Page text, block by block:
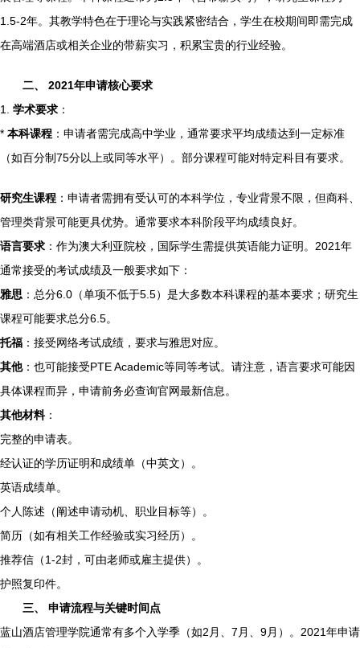
1.5-2年。其教学特色在于理论与实践紧密结合，学生在校期间即需完成
在高端酒店或相关企业的带薪实习，积累宝贵的行业经验。
二、 2021年申请核心要求
1. 学术要求 ：
* 本科课程 ：申请者需完成高中学业，通常要求平均成绩达到一定标准
（如百分制75分以上或同等水平）。部分课程可能对特定科目有要求。
研究生课程 ：申请者需拥有受认可的本科学位，专业背景不限，但商科、
管理类背景可能更具优势。通常要求本科阶段平均成绩良好。
语言要求 ：作为澳大利亚院校，国际学生需提供英语能力证明。2021年
通常接受的考试成绩及一般要求如下：
雅思 ：总分6.0（单项不低于5.5）是大多数本科课程的基本要求；研究生
课程可能要求总分6.5。
托福 ：接受网络考试成绩，要求与雅思对应。
其他：也可能接受PTE Academic等同等考试。请注意，语言要求可能因
具体课程而异，申请前务必查询官网最新信息。
其他材料：
完整的申请表。
经认证的学历证明和成绩单（中英文）。
英语成绩单。
个人陈述（阐述申请动机、职业目标等）。
简历（如有相关工作经验或实习经历）。
推荐信（1-2封，可由老师或雇主提供）。
护照复印件。
三、 申请流程与关键时间点
蓝山酒店管理学院通常有多个入学季（如2月、7月、9月）。2021年申请